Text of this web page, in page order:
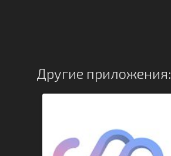
Другие приложения: